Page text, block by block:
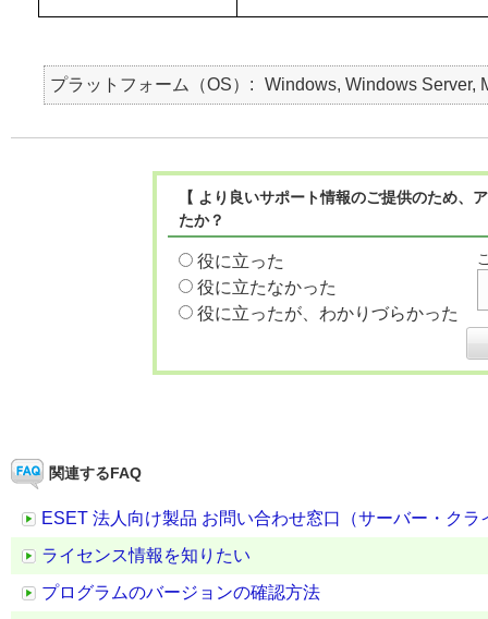
プラットフォーム（OS） Windows, Windows Server,
【 より良いサポート情報のご提供のため
たか？
役に立った
役に立たなかった
役に立ったが、わかりづらかった
関連するFAQ
ESET 法人向け製品 お問い合わせ窓口（サーバー・クラ
ライセンス情報を知りたい
プログラムのバージョンの確認方法